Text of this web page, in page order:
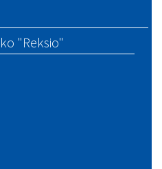
"Reksio"